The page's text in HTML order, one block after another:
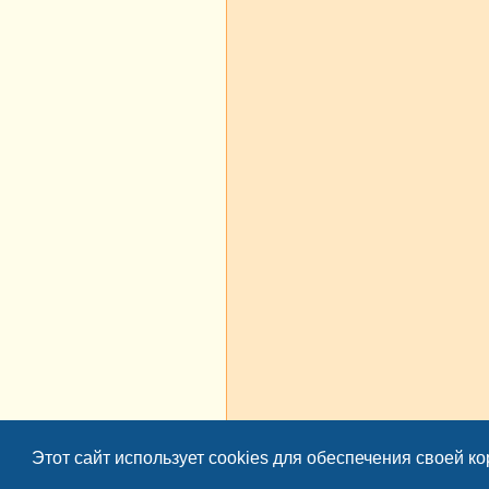
Этот сайт использует cookies для обеспечения своей